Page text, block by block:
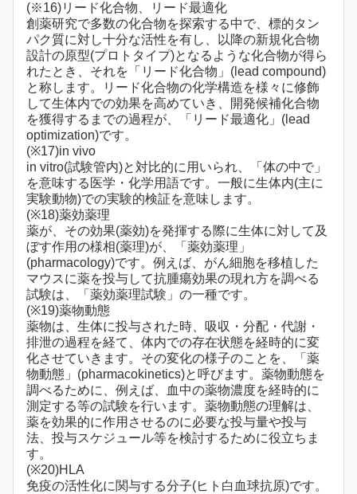
(※16)リード化合物、リード最適化
創薬研究で多数の化合物を探索する中で、標的タン
パク質に対し十分な活性を有し、以降の新規化合物
設計の原型(プロトタイプ)となるような化合物が得ら
れたとき、それを「リード化合物」(lead compound)
と称します。リード化合物の化学構造を様々に修飾
して生体内での効果を高めていき、開発候補化合物
を獲得するまでの過程が、「リード最適化」(lead
optimization)です。
(※17)in vivo
in vitro(試験管内)と対比的に用いられ、「体の中で」
を意味する医学・化学用語です。一般に生体内(主に
実験動物)での実験的検証を意味します。
(※18)薬効薬理
薬が、その効果(薬効)を発揮する際に生体に対して及
ぼす作用の様相(薬理)が、「薬効薬理」
(pharmacology)です。例えば、がん細胞を移植した
マウスに薬を投与して抗腫瘍効果の現れ方を調べる
試験は、「薬効薬理試験」の一種です。
(※19)薬物動態
薬物は、生体に投与された時、吸収・分配・代謝・
排泄の過程を経て、体内での存在状態を経時的に変
化させていきます。その変化の様子のことを、「薬
物動態」(pharmacokinetics)と呼びます。薬物動態を
調べるために、例えば、血中の薬物濃度を経時的に
測定する等の試験を行います。薬物動態の理解は、
薬を効果的に作用させるのに必要な投与量や投与
法、投与スケジュール等を検討するために役立ちま
す。
(※20)HLA
免疫の活性化に関与する分子(ヒト白血球抗原)です。